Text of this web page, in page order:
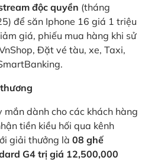
độc quyền (tháng
để săn Iphone 16 giá 1 triệu
giá, phiếu mua hàng khi sử
Đặt vé tàu, xe, Taxi,
dành cho các khách hàng
tiền kiều hối qua kênh
giải thưởng là 08 ghế
G4 trị giá 12,500,000